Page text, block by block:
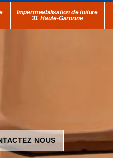
Impermeabilisation de toiture
31 Haute-Garonne
NOUS